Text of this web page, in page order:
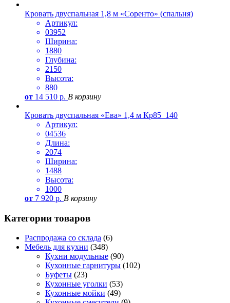
Кровать двуспальная 1,8 м «Соренто» (спальня)
Артикул:
03952
Ширина:
1880
Глубина:
2150
Высота:
880
от 14 510 р. В корзину
Кровать двуспальная «Ева» 1,4 м Кр85_140
Артикул:
04536
Длина:
2074
Ширина:
1488
Высота:
1000
от 7 920 р. В корзину
Категории товаров
Распродажа со склада (6)
Мебель для кухни (348)
Кухни модульные (90)
Кухонные гарнитуры (102)
Буфеты (23)
Кухонные уголки (53)
Кухонные мойки (49)